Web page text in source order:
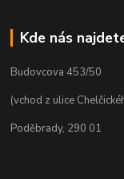
Kde nás
Budovcova 453/50
(vchod z ulice
Poděbrady, 290 01